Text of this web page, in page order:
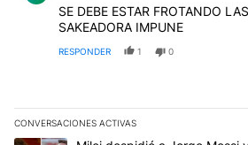
SE DEBE ESTAR FROTANDO
SAKEADORA IMPUNE
RESPONDER 1 0
CONVERSACIONES ACTIVAS
Este listado muestra los artículos con